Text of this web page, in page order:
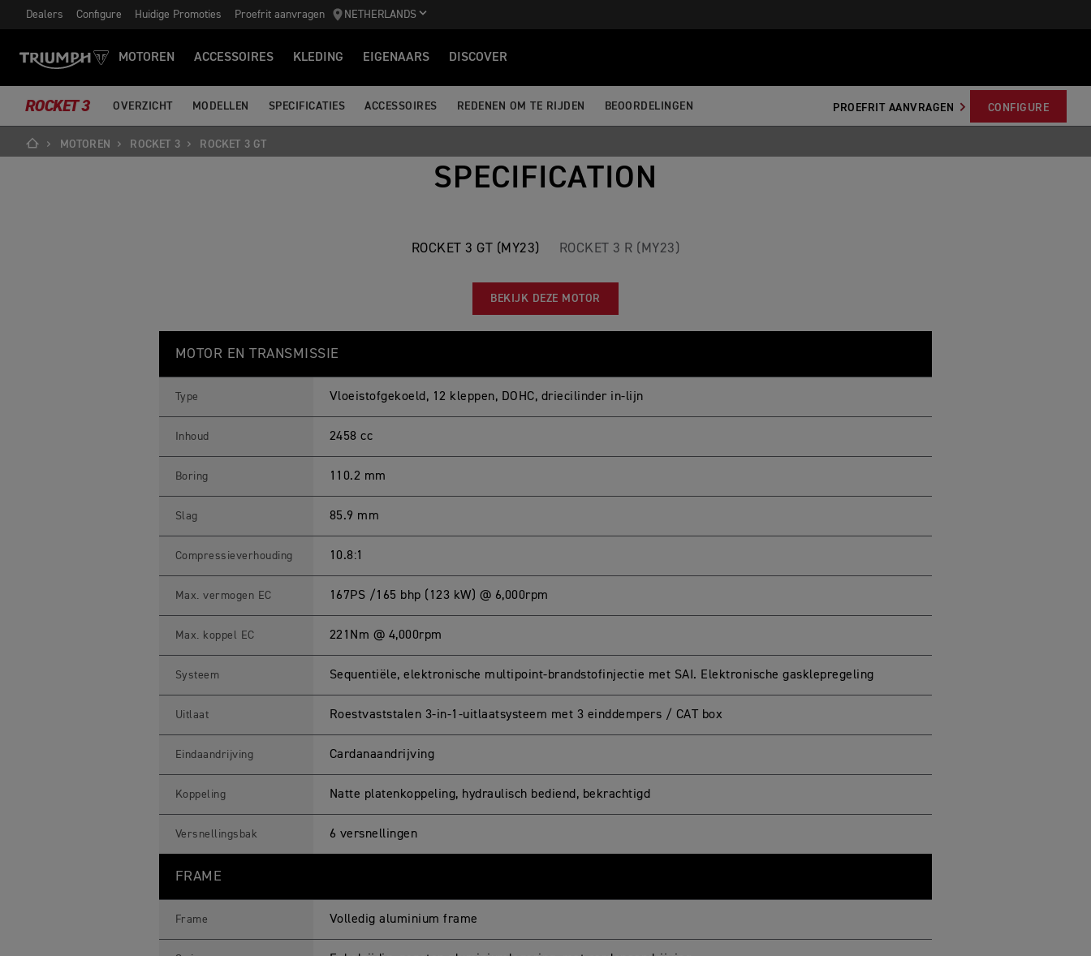
Dealers Configure Huidige Promoties Proefrit aanvragen NETHERLANDS
MOTOREN ACCESSOIRES KLEDING EIGENAARS DISCOVER
ROCKET 3 OVERZICHT MODELLEN SPECIFICATIES ACCESSOIRES REDENEN OM TE RIJDEN BEOORDELINGEN PROEFRIT AANVRAGEN CONFIGURE
MOTOREN ROCKET 3 ROCKET 3 GT
SPECIFICATION
ROCKET 3 GT (MY23) ROCKET 3 R (MY23)
BEKIJK DEZE MOTOR
G
M
3
f
a
e
MOTOR EN TRANSMISSIE
Type Vloeistofgekoeld, 12 kleppen, DOHC, driecilinder in-lijn
Inhoud 2458 cc
Boring 110.2 mm
Slag 85.9 mm
Compressieverhouding 10.8:1
Max. vermogen EC 167PS /165 bhp (123 kW) @ 6,000rpm
Max. koppel EC 221Nm @ 4,000rpm
Systeem Sequentiële, elektronische multipoint-brandstofinjectie met SAI. Elektronische gasklepregeling
Uitlaat Roestvaststalen 3-in-1-uitlaatsysteem met 3 einddempers / CAT box
Eindaandrijving Cardanaandrijving
Koppeling Natte platenkoppeling, hydraulisch bediend, bekrachtigd
Versnellingsbak 6 versnellingen
FRAME
Frame Volledig aluminium frame